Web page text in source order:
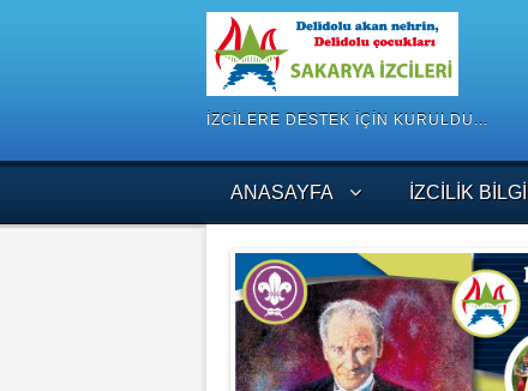
İZCILERE DESTEK IÇIN KURULDU...
ANASAYFA İZCILIK